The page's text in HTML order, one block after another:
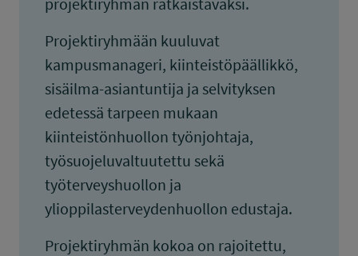
Projektiryhmään kuuluvat
kampusmanageri, kiinteistöpäällikkö,
sisäilma-asiantuntija ja selvityksen
edetessä tarpeen mukaan
kiinteistönhuollon työnjohtaja,
työsuojeluvaltuutettu sekä
työterveyshuollon ja
ylioppilasterveydenhuollon edustaja.
Projektiryhmän kokoa on rajoitettu,